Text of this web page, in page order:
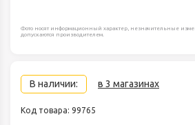
Фото носят информационный характер, незначительные
допускаются производителем.
В наличии: в 3 магазинах
Код товара: 99765